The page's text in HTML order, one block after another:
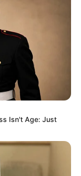
อกกลุ้มใจเรื่อง
วารที่ดี หรือมีการ
เพราะมีความ
ากขึ้น และมี
การเดินทาง หรือ
าวน่ายินดี แม้ว่า
วามเฮฮา
าแบบไม่ทันตั้งตัว
จ คนโสดหัวใจ
วานชื่น แต่ก็มีคน
Isn't Age: Just